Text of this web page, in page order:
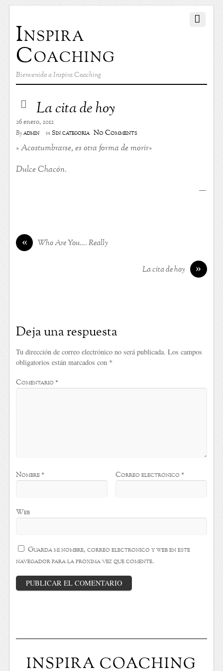
Inspira
Coaching
Bienvenido a Inspira Coaching
La cita de hoy
26 enero, 2012
Byadmin inSin categoría No Comments
» Acostumbrarse, es otra forma de morir»
Dulce Chacón.
—
« Who Are You…. Really
»
La cita de hoy
Deja una respuesta
Tu dirección de correo electrónico no será publicada. Los campos
obligatorios están marcados con *
Comentario *
Nombre * Correo electrónico *
Web
Guarda mi nombre, correo electrónico y web en este
navegador para la próxima vez que comente.
INSPIRA COACHING